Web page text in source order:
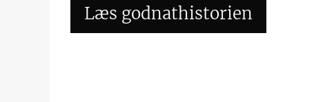
Læs godnathistorien